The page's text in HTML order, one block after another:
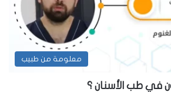
معلومة من طبيب
في طب الأسنان ؟